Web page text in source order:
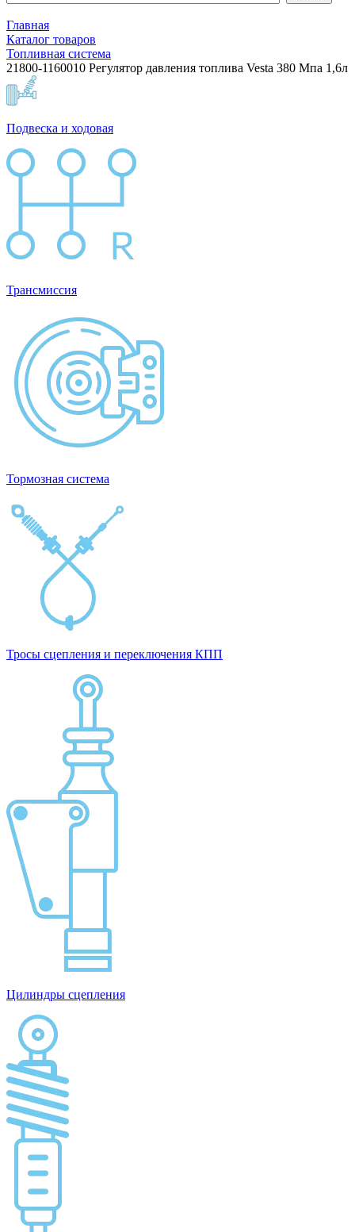
Главная
Каталог товаров
Топливная система
21800-1160010 Регулятор давления топлива Vesta 380 Мпа 1,6л
Подвеска и ходовая
Трансмиссия
Тормозная система
Тросы сцепления и переключения КПП
Цилиндры сцепления